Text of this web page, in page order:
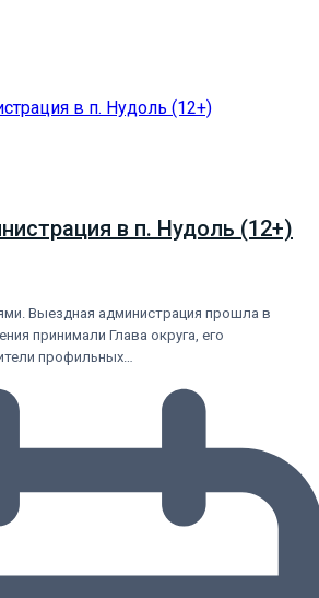
в п. Нудоль (12+)
Выездная администрация прошла в
принимали Глава округа, его
профильных…